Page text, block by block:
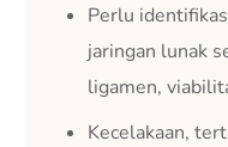
Perlu
jaringan lunak
ligamen,
Kecelakaan,